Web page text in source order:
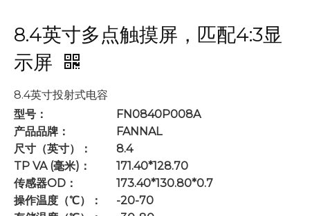
8.4英寸多点触摸屏，匹配4:3显
示屏
8.4英寸投射式电容
型号：
FN0840P008A
产品品牌：
FANNAL
尺寸（英寸）：
8.4
TP VA (毫米)：
171.40*128.70
传感器OD：
173.40*130.80*0.7
操作温度（℃）：
-20-70